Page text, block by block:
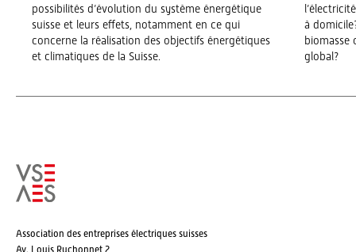
possibilités d’évolution du système énergétique
suisse et leurs effets, notamment en ce qui
concerne la réalisation des objectifs énergétiques
et climatiques de la Suisse.
à
biomasse
global?
Association des entreprises électriques suisses